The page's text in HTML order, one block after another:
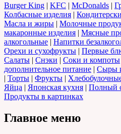
Burger King | KFC | McDonalds |
Колбасные изделия |
Масла и жиры | Молочные
макаронные изделия | Мясные
алкогольные | Напитки
Орехи и сухофрукты | Первые
Салаты | Снэки | Соки и компоты
дополнительное питание | Сыры
| Торты | Фрукты |
Яйца | Японская кухня | Полный
Продукты в картинках
Главное меню